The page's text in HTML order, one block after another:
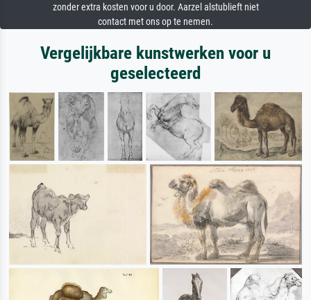
zonder extra kosten voor u door. Aarzel alstublieft niet
contact met ons op te nemen.
Vergelijkbare kunstwerken voor u
geselecteerd